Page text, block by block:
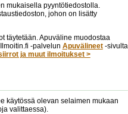
mukaisella pyyntötiedostolla.
johon on lisätty
täytetään. Apuväline muodostaa
-palvelun Apuvälineet-sivulta
ja muut ilmoitukset >
käytössä olevan selaimen mukaan
valittaessa).